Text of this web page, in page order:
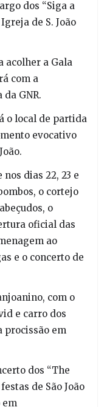
dos “Siga a
de S. João
acolher a Gala
com a
GNR.
o local de partida
evocativo
dias 22, 23 e
o cortejo
o
oficial das
ao
e o concerto de
com o
e carro dos
procissão em
dos “The
de São João
em